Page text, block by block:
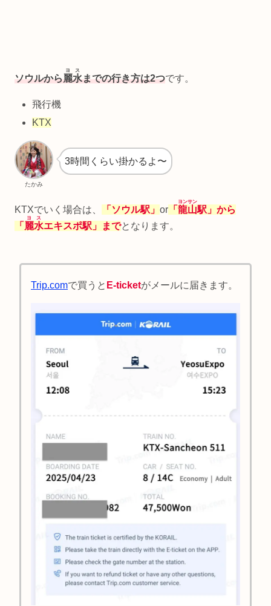
ソウルから麗水
ヨス
までの行き方は2つです。
飛行機
KTX
たかみ
3時間くらい掛かるよ〜
KTXでいく場合は、 「ソウル駅」 or 「 龍山
ヨンサン
駅」から
「 麗水
ヨス
エキスポ駅」までとなります。
Trip.comで買うと E-ticketがメールに届きます。